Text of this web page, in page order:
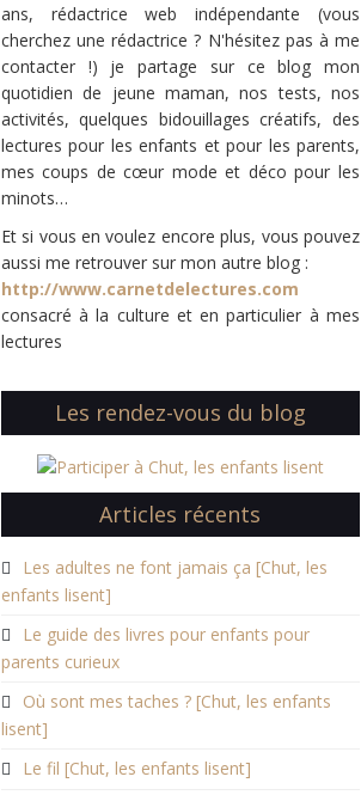
ans, rédactrice web indépendante (vous
cherchez une rédactrice ? N'hésitez pas à me
contacter !) je partage sur ce blog mon
quotidien de jeune maman, nos tests, nos
activités, quelques bidouillages créatifs, des
lectures pour les enfants et pour les parents,
mes coups de cœur mode et déco pour les
minots…
Et si vous en voulez encore plus, vous pouvez
aussi me retrouver sur mon autre blog :
http://www.carnetdelectures.com
consacré à la culture et en particulier à mes
lectures
Les rendez-vous du blog
Articles récents
Les adultes ne font jamais ça [Chut, les
enfants lisent]
Le guide des livres pour enfants pour
parents curieux
Où sont mes taches ? [Chut, les enfants
lisent]
Le fil [Chut, les enfants lisent]